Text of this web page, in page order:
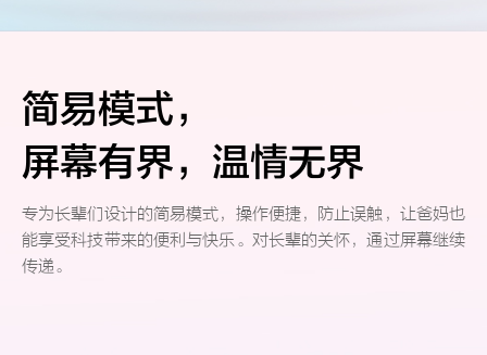
简易模式，
屏幕有界，温情无界
专为长辈们设计的简易模式，操作便捷，防止误触，让爸妈也
能享受科技带来的便利与快乐。对长辈的关怀，通过屏幕继续
传递。